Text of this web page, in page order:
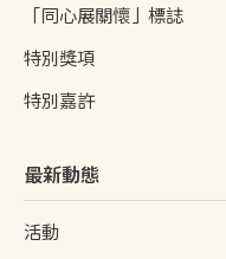
「同心展關懷」標誌
特別獎項
特別嘉許
最新動態
活動